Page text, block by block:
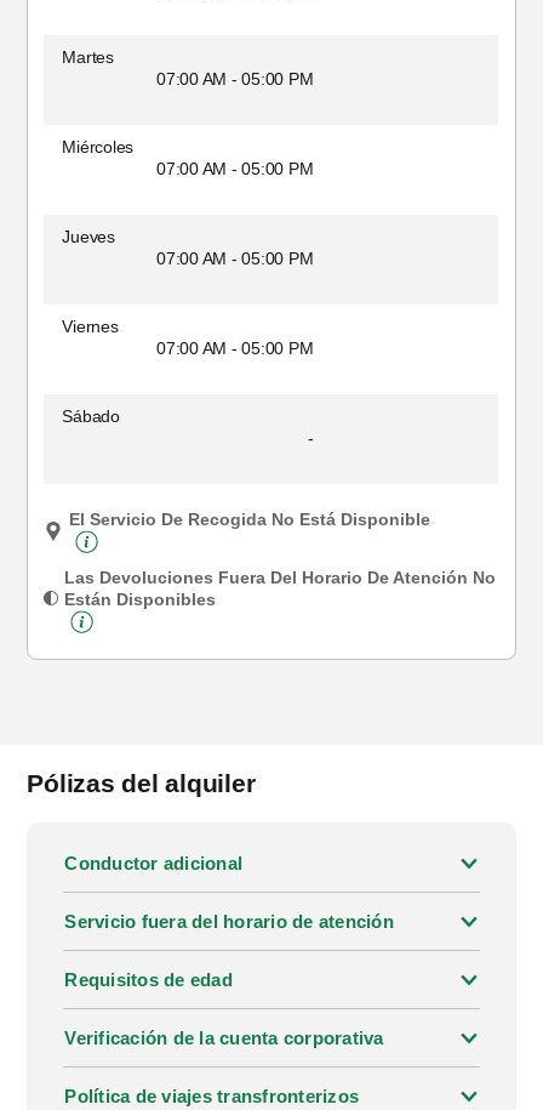
Martes
07:00 AM - 05:00 PM
Miércoles
07:00 AM - 05:00 PM
Jueves
07:00 AM - 05:00 PM
Viernes
07:00 AM - 05:00 PM
Sábado
-
El Servicio De Recogida No Está Disponible
Las Devoluciones Fuera Del Horario De Atención No
Están Disponibles
Pólizas del alquiler
Conductor adicional
Servicio fuera del horario de atención
Requisitos de edad
Verificación de la cuenta corporativa
Política de viajes transfronterizos